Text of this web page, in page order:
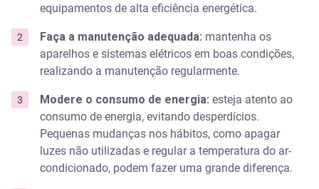
equipamentos de alta eficiência energética.
Faça a manutenção adequada: mantenha os
aparelhos e sistemas elétricos em boas condições,
realizando a manutenção regularmente.
Modere o consumo de energia: esteja atento ao
consumo de energia, evitando desperdícios.
Pequenas mudanças nos hábitos, como apagar
luzes não utilizadas e regular a temperatura do ar-
condicionado, podem fazer uma grande diferença.